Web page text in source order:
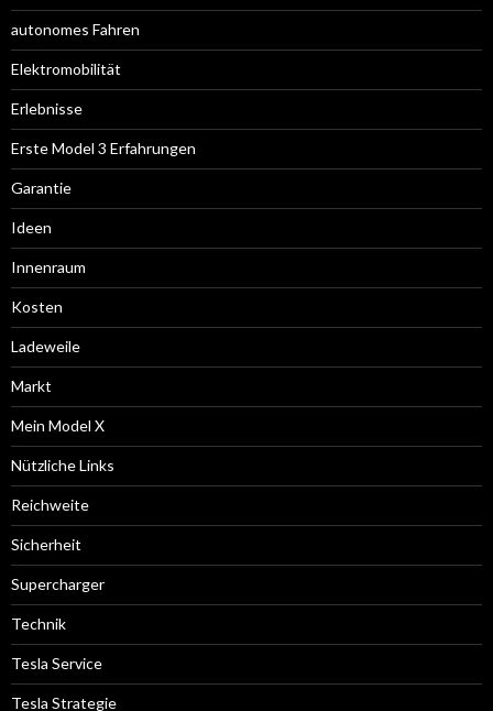
autonomes Fahren
Elektromobilität
Erlebnisse
Erste Model 3 Erfahrungen
Garantie
Ideen
Innenraum
Kosten
Ladeweile
Markt
Mein Model X
Nützliche Links
Reichweite
Sicherheit
Supercharger
Technik
Tesla Service
Tesla Strategie